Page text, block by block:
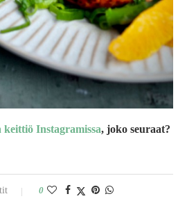
keittiö Instagramissa, joko seuraat?
0